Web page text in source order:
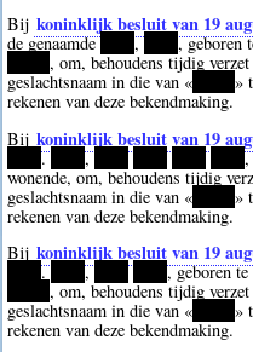
Bij koninklijk besluit van 19
de genaamde ****, ****, geboren
*****, om, behoudens tijdig
geslachtsnaam in die van « *****»
rekenen van deze bekendmaking.
Bij koninklijk besluit van 19
****. ****, **** **** **** ****,
wonende, om, behoudens tijdig
geslachtsnaam in die van « *****»
rekenen van deze bekendmaking.
Bij koninklijk besluit van 19
****. ****, **** ****, geboren te
*****, om, behoudens tijdig
geslachtsnaam in die van « *****»
rekenen van deze bekendmaking.